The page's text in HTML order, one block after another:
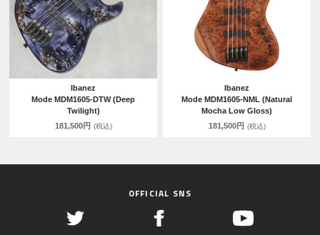
Ibanez
Mode MDM1605-DTW (Deep
Twilight)
181,500円 (税込)
Ibanez
Mode MDM1605-NML (Natural
Mocha Low Gloss)
181,500円 (税込)
OFFICIAL SNS